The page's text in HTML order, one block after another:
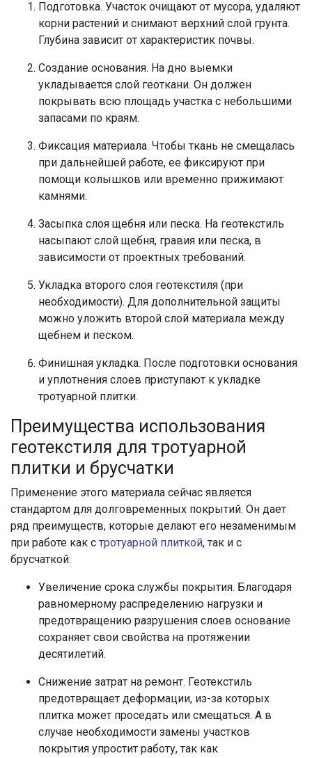
Подготовка. Участок очищают от мусора, удаляют
корни растений и снимают верхний слой грунта.
Глубина зависит от характеристик почвы.
Создание основания. На дно выемки
укладывается слой геоткани. Он должен
покрывать всю площадь участка с небольшими
запасами по краям.
Фиксация материала. Чтобы ткань не смещалась
при дальнейшей работе, ее фиксируют при
помощи колышков или временно прижимают
камнями.
Засыпка слоя щебня или песка. На геотекстиль
насыпают слой щебня, гравия или песка, в
зависимости от проектных требований.
Укладка второго слоя геотекстиля (при
необходимости). Для дополнительной защиты
можно уложить второй слой материала между
щебнем и песком.
Финишная укладка. После подготовки основания
и уплотнения слоев приступают к укладке
тротуарной плитки.
Преимущества использования
геотекстиля для тротуарной
плитки и брусчатки
Применение этого материала сейчас является
стандартом для долговременных покрытий. Он дает
ряд преимуществ, которые делают его незаменимым
при работе как с тротуарной плиткой, так и с
брусчаткой:
Увеличение срока службы покрытия. Благодаря
равномерному распределению нагрузки и
предотвращению разрушения слоев основание
сохраняет свои свойства на протяжении
десятилетий.
Снижение затрат на ремонт. Геотекстиль
предотвращает деформации, из-за которых
плитка может проседать или смещаться. А в
случае необходимости замены участков
покрытия упростит работу, так как